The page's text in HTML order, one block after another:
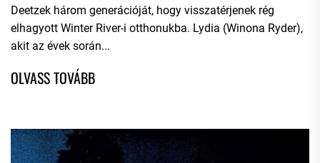
Deetzek három generációját, hogy visszatérjenek rég
elhagyott Winter River-i otthonukba. Lydia (Winona Ryder),
akit az évek során...